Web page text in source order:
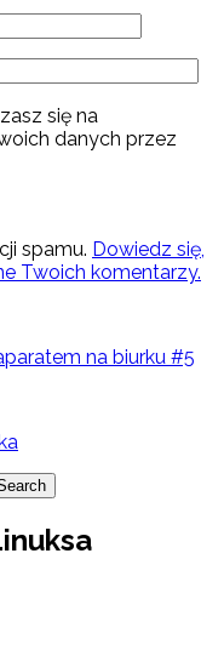
się na
danych przez
spamu. Dowiedz się,
Twoich komentarzy.
na biurku #5